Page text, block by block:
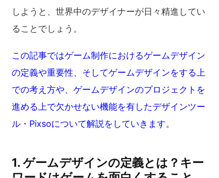
しようと、世界中のデザイナーが日々精進してい
ることでしょう。
この記事ではゲーム制作におけるゲームデザイン
の定義や重要性、そしてゲームデザインをする上
での考え方や、ゲームデザインのプロジェクトを
進める上で欠かせない機能を有したデザインツー
ル・Pixsoについて解説をしていきます。
1. ゲームデザインの定義とは？キー